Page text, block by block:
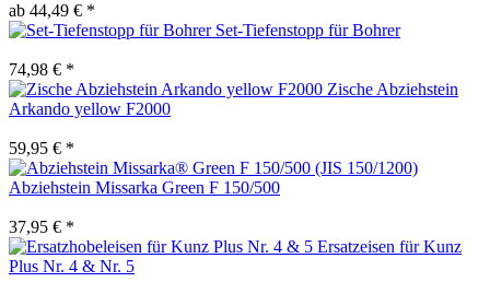
ab 44,49 € *
Set-Tiefenstopp für Bohrer
74,98 € *
Zische Abziehstein
Arkando yellow F2000
59,95 € *
Abziehstein Missarka Green F 150/500
37,95 € *
Ersatzeisen für Kunz
Plus Nr. 4 & Nr. 5